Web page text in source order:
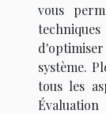
vous
système.
tous les